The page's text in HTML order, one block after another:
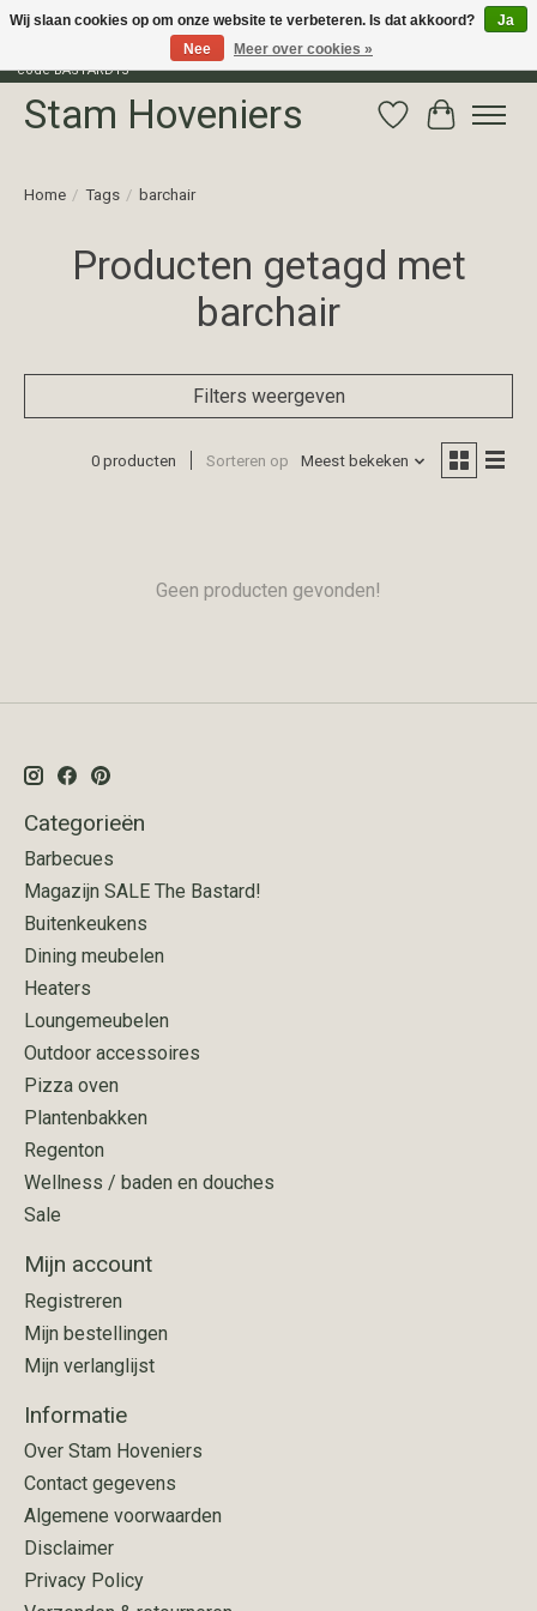
Profiteer van 15% korting op het gehele assortiment van The Bastard met
code BASTARD15
Stam Hoveniers Verlanglijst
Home / Tags / barchair
Producten getagd met
barchair
Filters weergeven
0 producten Sorteren op Meest bekeken
Geen producten gevonden!
Categorieën
Barbecues
Magazijn SALE The Bastard!
Buitenkeukens
Dining meubelen
Heaters
Loungemeubelen
Outdoor accessoires
Pizza oven
Plantenbakken
Regenton
Wellness / baden en douches
Sale
Mijn account
Registreren
Mijn bestellingen
Mijn verlanglijst
Informatie
Over Stam Hoveniers
Contact gegevens
Algemene voorwaarden
Disclaimer
Privacy Policy
Wij slaan cookies op om onze website te verbeteren. Is dat akkoord?
Ja
Nee
Meer over cookies »